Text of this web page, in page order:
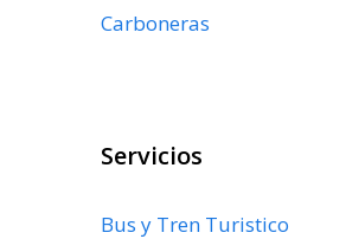
Carboneras
Servicios
Bus y Tren Turistico